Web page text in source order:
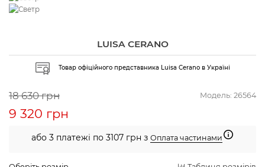
LUISA CERANO
Товар офіційного представника Luisa Cerano в Україні
Модель: 26564
18 630 грн
9 320 грн
або 3 платежі по 3107 грн з Оплата частинами